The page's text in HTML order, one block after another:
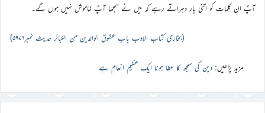
آپؐ ان کلمات کو اتنی بار دہراتے رہے کہ میں نے سمجھا آپؐ خاموش نہیں ہوں گے۔
(بخاری کتاب الادب باب عقوق الوالدین من الکبائر حدیث نمبر۵۹۷۶)
مزید پڑھیں: دین کی سمجھ کا عطا ہونا ایک عظیم انعام ہے